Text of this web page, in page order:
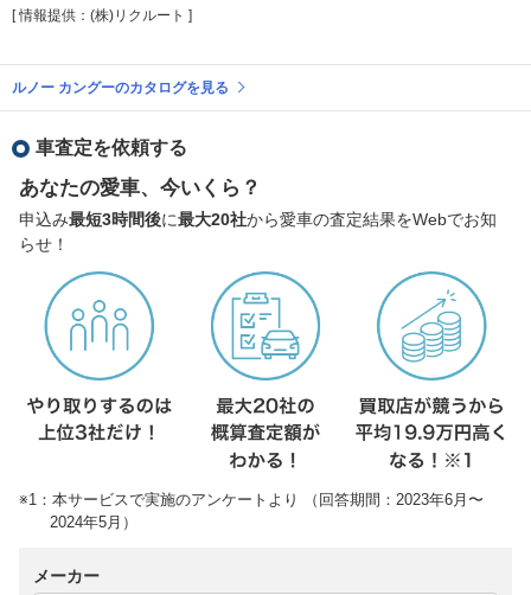
[ 情報提供：(株)リクルート ]
ルノー カングーのカタログを見る
車査定を依頼する
あなたの愛車、今いくら？
申込み最短3時間後に最大20社から愛車の査定結果をWebでお知
らせ！
※1：本サービスで実施のアンケートより （回答期間：2023年6月〜
2024年5月）
メーカー